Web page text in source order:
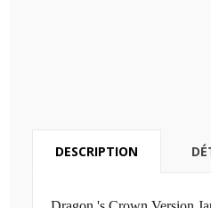
DESCRIPTION